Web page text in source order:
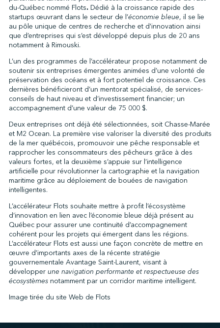
↩︎
du-Québec nommé Flots. Dédié à la croissance rapide des
startups œuvrant dans le secteur de l’économie bleue, il se lie
au pôle unique de centres de recherche et d’innovation ainsi
que d’entreprises qui s’est développé depuis plus de 20 ans
notamment à Rimouski.
L’un des programmes de l’accélérateur propose notamment de
soutenir six entreprises émergentes animées d’une volonté de
préservation des océans et à fort potentiel de croissance. Ces
dernières bénéficieront d’un mentorat spécialisé, de services-
conseils de haut niveau et d’investissement financier; un
accompagnement d’une valeur de 75 000 $.
Deux entreprises ont déjà été sélectionnées, soit Chasse-Marée
et M2 Ocean. La première vise valoriser la diversité des produits
de la mer québécois, promouvoir une pêche responsable et
rapprocher les consommateurs des pêcheurs grâce à des
valeurs fortes, et la deuxième s’appuie sur l’intelligence
artificielle pour révolutionner la cartographie et la navigation
maritime grâce au déploiement de bouées de navigation
intelligentes.
L’accélérateur Flots souhaite mettre à profit l’écosystème
d’innovation en lien avec l’économie bleue déjà présent au
Québec pour assurer une continuité d’accompagnement
cohérent pour les projets qui émergent dans les régions.
L’accélérateur Flots est aussi une façon concrète de mettre en
œuvre d’importants axes de la récente stratégie
gouvernementale Avantage Saint-Laurent, visant à
développer une navigation performante et respectueuse des
écosystèmes notamment par un corridor maritime intelligent.
Image tirée du site Web de Flots